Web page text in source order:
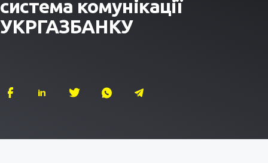
система комунікації
УКРГАЗБАНКУ